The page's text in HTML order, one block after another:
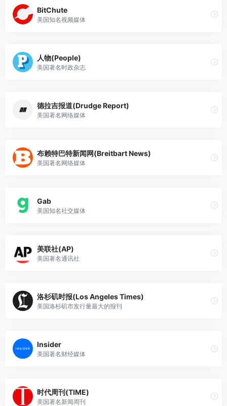
BitChute
美国知名视频媒体
人物(People)
美国著名时政杂志
德拉吉报道(Drudge Report)
美国著名网络媒体
布赖特巴特新闻网(Breitbart News)
美国著名网络媒体
Gab
美国知名社交媒体
美联社(AP)
美国著名通讯社
洛杉矶时报(Los Angeles Times)
美国洛杉矶市发行量最大的报刊
Insider
美国著名财经媒体
时代周刊(TIME)
美国著名新闻周刊